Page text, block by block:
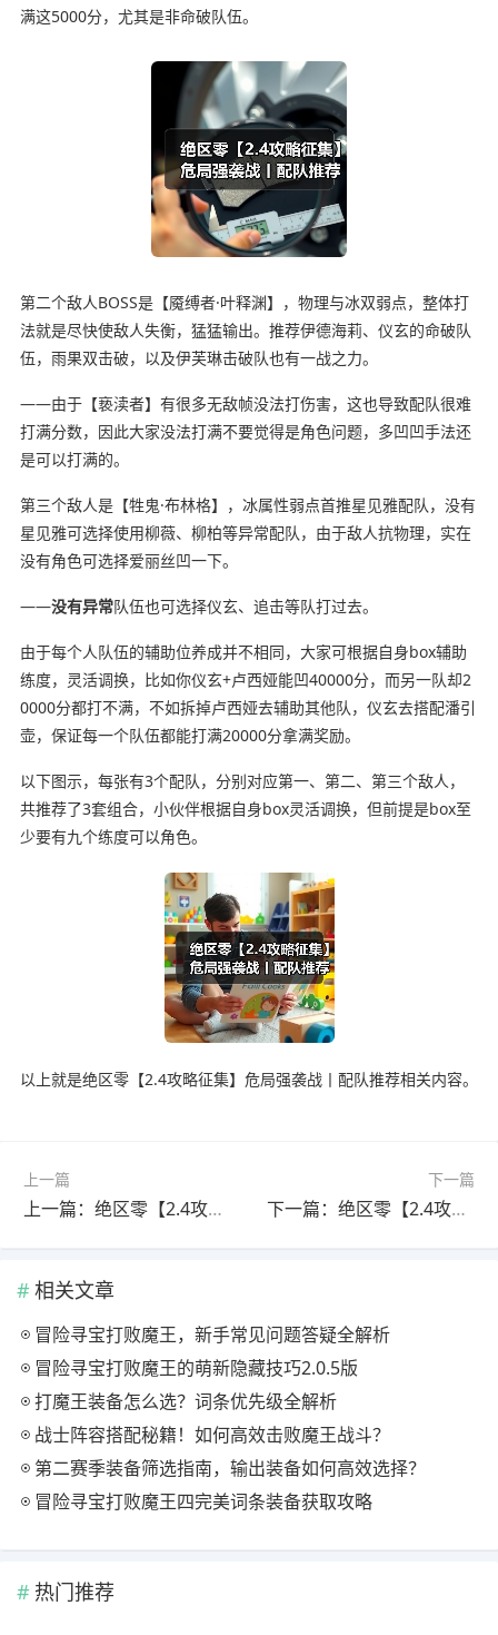
满这5000分，尤其是非命破队伍。
第二个敌人BOSS是【魇缚者·叶释渊】，物理与冰双弱点，整体打
法就是尽快使敌人失衡，猛猛输出。推荐伊德海莉、仪玄的命破队
伍，雨果双击破，以及伊芙琳击破队也有一战之力。
——由于【亵渎者】有很多无敌帧没法打伤害，这也导致配队很难
打满分数，因此大家没法打满不要觉得是角色问题，多凹凹手法还
是可以打满的。
第三个敌人是【牲鬼·布林格】，冰属性弱点首推星见雅配队，没有
星见雅可选择使用柳薇、柳柏等异常配队，由于敌人抗物理，实在
没有角色可选择爱丽丝凹一下。
——没有异常队伍也可选择仪玄、追击等队打过去。
由于每个人队伍的辅助位养成并不相同，大家可根据自身box辅助
练度，灵活调换，比如你仪玄+卢西娅能凹40000分，而另一队却2
0000分都打不满，不如拆掉卢西娅去辅助其他队，仪玄去搭配潘引
壶，保证每一个队伍都能打满20000分拿满奖励。
以下图示，每张有3个配队，分别对应第一、第二、第三个敌人，
共推荐了3套组合，小伙伴根据自身box灵活调换，但前提是box至
少要有九个练度可以角色。
以上就是绝区零【2.4攻略征集】危局强袭战丨配队推荐相关内容。
上一篇
上一篇：绝区零【2.4攻略征集】绝区零琉音配队攻略（直接抄作业）
下一篇
下一篇：绝区零【2.4攻略征集】琉音养成攻略
相关文章
冒险寻宝打败魔王，新手常见问题答疑全解析
冒险寻宝打败魔王的萌新隐藏技巧2.0.5版
打魔王装备怎么选？词条优先级全解析
战士阵容搭配秘籍！如何高效击败魔王战斗？
第二赛季装备筛选指南，输出装备如何高效选择？
冒险寻宝打败魔王四完美词条装备获取攻略
热门推荐